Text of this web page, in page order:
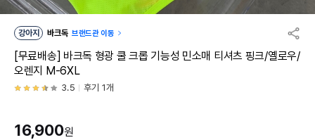
강아지 바크독 브랜드관 이동
[무료배송] 바크독 형광 쿨 크롭 기능성 민소매 티셔츠 핑크/옐로우/
오렌지 M-6XL
3.5 후기 1개
16,900원